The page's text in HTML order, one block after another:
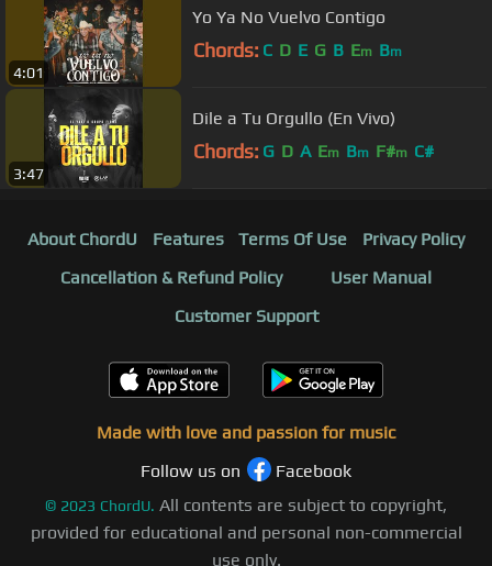
4:01
Yo Ya No Vuelvo Contigo
Chords: C D E G B Em Bm
3:47
Dile a Tu Orgullo (En Vivo)
Chords: G D A Em Bm F#m C#
About ChordU Features Terms Of Use
Privacy Policy
Cancellation & Refund Policy
User Manual
Customer Support
Made with love and passion for music
Follow us on
Facebook
© 2023 ChordU. All contents are subject to copyright,
provided for educational and personal non-commercial
use only.